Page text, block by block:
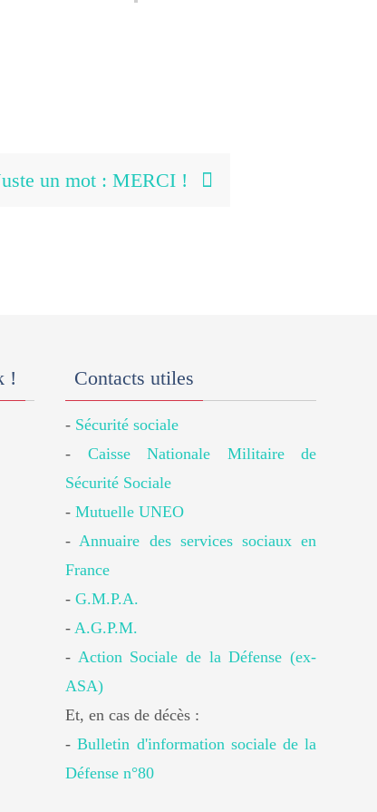
un mot : MERCI !
! Contacts utiles
- Sécurité sociale
- Caisse Nationale Militaire de
Sécurité Sociale
-Mutuelle UNEO
-Annuaire des services sociaux en
France
-G.M.P.A.
-A.G.P.M.
- Action Sociale de la Défense (ex-
ASA)
Et, en cas de décès :
-Bulletin d'information sociale de la
Défense n°80